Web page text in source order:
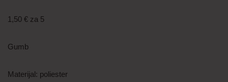
1,50 € za 5
Gumb
Materijal: poliester